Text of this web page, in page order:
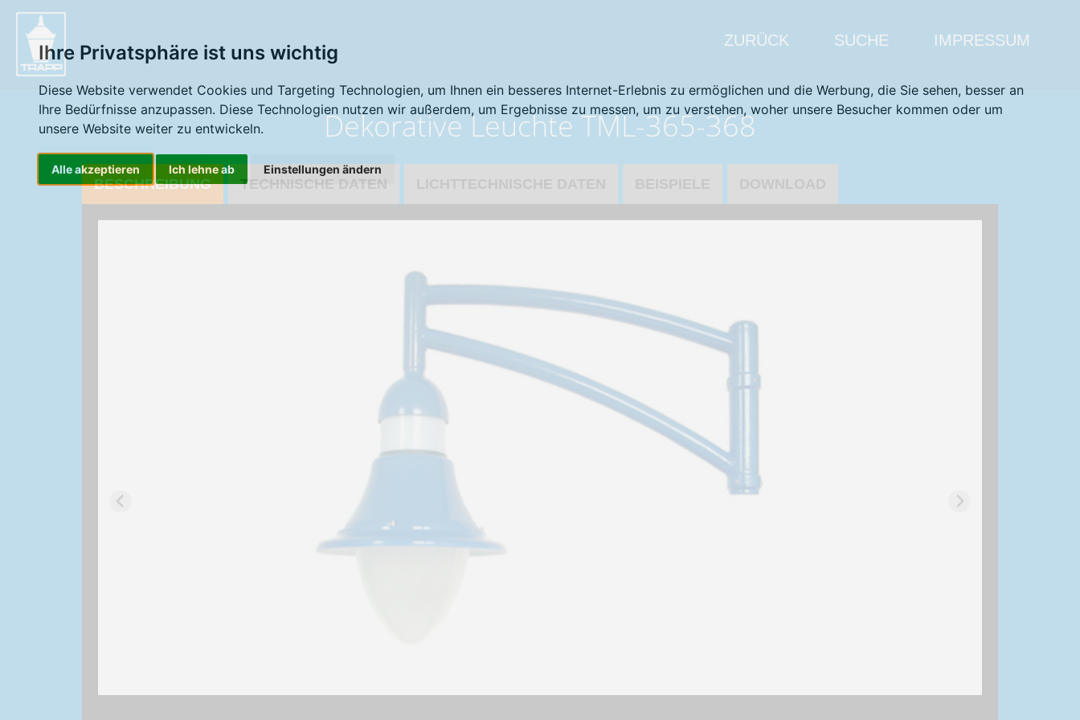
Ihre Privatsphäre ist uns wichtig
Diese Website verwendet Cookies und Targeting Technologien, um Ihnen ein besseres Internet-Erlebnis zu ermöglichen und die Werbung, die Sie sehen, besser an
Ihre Bedürfnisse anzupassen. Diese Technologien nutzen wir außerdem, um Ergebnisse zu messen, um zu verstehen, woher unsere Besucher kommen oder um
unsere Website weiter zu entwickeln.
Alle akzeptieren Ich lehne ab Einstellungen ändern
ZURÜCK SUCHE IMPRESSUM
Dekorative Leuchte TML-365-368
BESCHREIBUNG TECHNISCHE DATEN